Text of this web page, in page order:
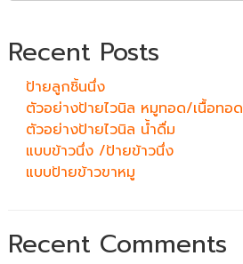
Recent Posts
ป้ายลูกชิ้นนึ่ง
ตัวอย่างป้ายไวนิล หมูทอด/เนื้อทอด
ตัวอย่างป้ายไวนิล น้ำดื่ม
แบบข้าวนึ่ง /ป้ายข้าวนึ่ง
แบบป้ายข้าวขาหมู
Recent Comments